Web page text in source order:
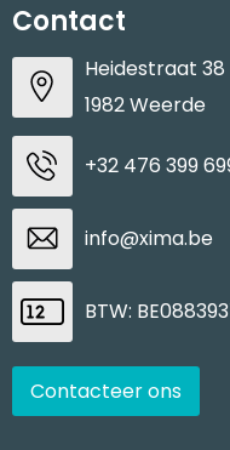
Contact
Heidestraat 38
1982 Weerde
+32 476 399
info@xima.be
BTW:
Contacteer ons